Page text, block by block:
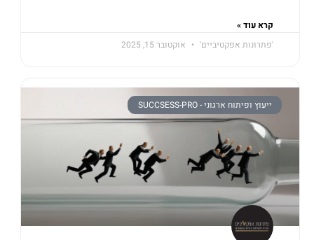
קרא עוד »
'פתרונות אפקטיביים'
אוקטובר 15, 2025
ייעוץ ופיתוח ארגוני - SUCCSESS-PRO